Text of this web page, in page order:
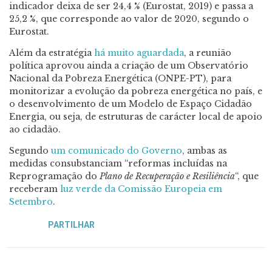
indicador deixa de ser 24,4 % (Eurostat, 2019) e passa a
25,2 %, que corresponde ao valor de 2020, segundo o
Eurostat.
Além da estratégiahá muito aguardada, a reunião
política aprovou ainda a criação de um Observatório
Nacional da Pobreza Energética (ONPE-PT), para
monitorizar a evolução da pobreza energética no país, e
o desenvolvimento de um Modelo de Espaço Cidadão
Energia, ou seja, de estruturas de carácter local de apoio
ao cidadão.
Segundo um comunicado do Governo, ambas as
medidas consubstanciam “reformas incluídas na
Reprogramação do Plano de Recuperação e Resiliência“, que
receberam luz verde da Comissão Europeia em
Setembro.
PARTILHAR